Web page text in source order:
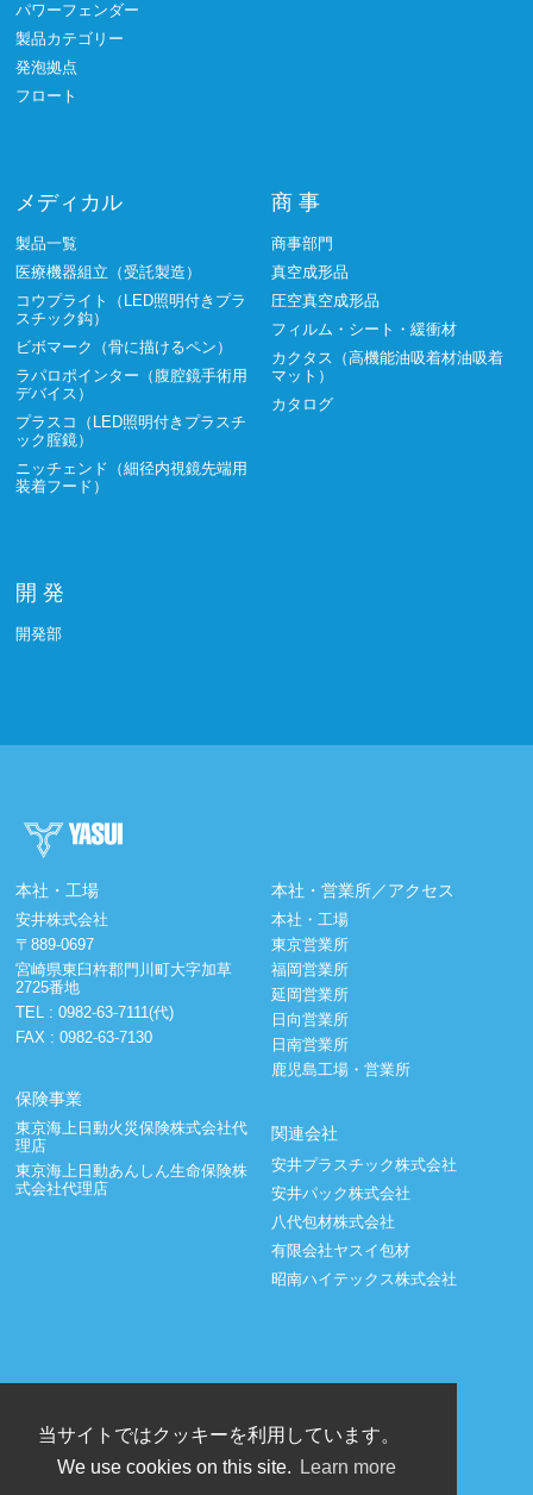
当サイトではクッキーを利用しています。
We use cookies on this site.
Learn more
パワーフェンダー
製品カテゴリー
発泡拠点
フロート
メディカル
製品一覧
医療機器組立（受託製造）
コウプライト（LED照明付きプラ
スチック鈎）
ビボマーク（骨に描けるペン）
ラパロポインター（腹腔鏡手術用
デバイス）
プラスコ（LED照明付きプラスチ
ック腟鏡）
ニッチェンド（細径内視鏡先端用
装着フード）
商 事
商事部門
真空成形品
圧空真空成形品
フィルム・シート・緩衝材
カクタス（高機能油吸着材油吸着
マット）
カタログ
開 発
開発部
本社・工場
安井株式会社
〒889-0697
宮崎県東臼杵郡門川町大字加草
2725番地
TEL :0982-63-7111(代)
FAX : 0982-63-7130
保険事業
東京海上日動火災保険株式会社代
理店
東京海上日動あんしん生命保険株
式会社代理店
本社・営業所／アクセス
本社・工場
東京営業所
福岡営業所
延岡営業所
日向営業所
日南営業所
鹿児島工場・営業所
関連会社
安井プラスチック株式会社
安井パック株式会社
八代包材株式会社
有限会社ヤスイ包材
昭南ハイテックス株式会社